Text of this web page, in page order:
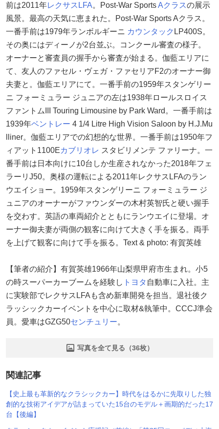
前は2011年レクサス LFA。Post-War SportsAクラスの展示
風景。最高の天気に恵まれた。Post-War Sports Aクラス。
一番手前は1979年ランボルギーニ カウンタック LP400S。
その奥にはディーノが2台並ぶ。コンクール審査の様子。
オーナーと審査員の握手から審査が始まる。伽藍エリアに
て、友人のファセル・ヴェガ・ファセリアF2のオーナー御
夫妻と。伽藍エリアにて。一番手前の1959年スタンゲリー
ニ フォーミュラー ジュニアの左は1938年ロールスロイス
ファントムIII Touring Limousine by Park Ward。一番手前は
1939年ベントレー 4 1/4 Litre High Vision Saloon by H.J.Mu
lliner。伽藍エリアでの幻想的な世界。一番手前は1950年フ
ィアット1100Eカブリオレ スタビリメンテ ファリーナ。一
番手前は日本向けに10台しか生産されなかった2018年フェ
ラーリJ50。奥様の運転による2011年レクサスLFAのラン
ウエイショー。1959年スタンゲリーニ フォーミュラー ジ
ュニアのオーナーがファウンダーの木村英智氏と硬い握手
を交わす。英語の車両紹介とともにランウエイに登場。オ
ーナー御夫妻が両側の観客に向けて大きく手を振る。両手
を上げて観客に向けて手を振る。Text & photo: 有賀英雄
【筆者の紹介】有賀英雄1966年山梨県甲府市生まれ。小5
の時スーパーカーブームを経験し トヨタ 自動車に入社。主
に実験部でレクサスLFAも含め新車開発を担当。退社後ク
ラッシックカーイベントを中心に取材&執筆中。CCCJ準会
員。愛車はGZG50センチュリー。
写真を全て見る（36枚）
関連記事
【史上最も革新的なクラシックカー】時代をはるかに先取りした独
創的な技術アイデアが詰まっていた15台のモデル＋画期的だった17
台【後編】